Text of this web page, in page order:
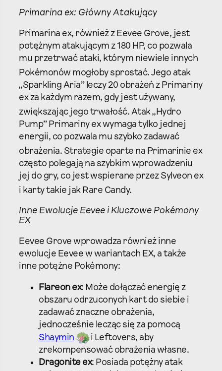
Primarina ex: Główny Atakujący
Primarina ex, również z Eevee Grove, jest
potężnym atakującym z 180 HP, co pozwala
mu przetrwać ataki, którym niewiele innych
Pokémonów mogłoby sprostać. Jego atak
„Sparkling Aria” leczy 20 obrażeń z Primariny
ex za każdym razem, gdy jest używany,
zwiększając jego trwałość. Atak „Hydro
Pump” Primariny ex wymaga tylko jednej
energii, co pozwala mu szybko zadawać
obrażenia. Strategie oparte na Primarinie ex
często polegają na szybkim wprowadzeniu
jej do gry, co jest wspierane przez Sylveon ex
i karty takie jak Rare Candy.
Inne Ewolucje Eevee i Kluczowe Pokémony
EX
Eevee Grove wprowadza również inne
ewolucje Eevee w wariantach EX, a także
inne potężne Pokémony:
Flareon ex: Może dołączać energię z
obszaru odrzuconych kart do siebie i
zadawać znaczne obrażenia,
jednocześnie lecząc się za pomocą
Shaymin
i Leftovers, aby
zrekompensować obrażenia własne.
Dragonite ex: Posiada potężny atak